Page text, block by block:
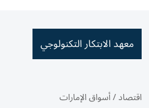
معهد الابتكار التكنولوجي
اقتصاد/أسواق الإمارات